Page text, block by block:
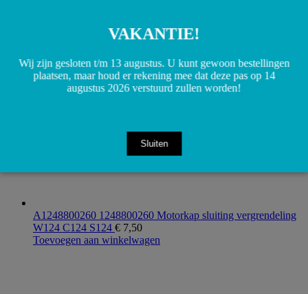
Toevoegen aan winkelwagen
A1248800260 1248800260 Motorkap sluiting vergrendeling
W124 C124 S124 € 7,50
Toevoegen aan winkelwagen
VAKANTIE!
Wij zijn gesloten t/m 13 augustus. U kunt gewoon bestellingen
plaatsen, maar houd er rekening mee dat deze pas op 14
augustus 2026 verstuurd zullen worden!
Sluiten